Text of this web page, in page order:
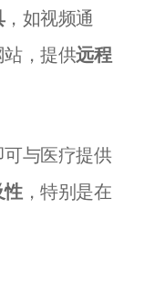
，如视频通
，提供远程
与医疗提供
性，特别是在